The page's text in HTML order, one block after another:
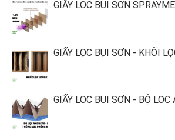
GIẤY LỌC BỤI SƠN
GIẤY LỌC BỤI SƠN - KHỐI
GIẤY LỌC BỤI SƠN - BỘ LỌC